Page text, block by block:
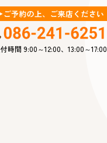
時間 9:00～12:00、13:00～17:00